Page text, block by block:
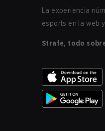
La experiencia
esports en la web y
Strafe, todo